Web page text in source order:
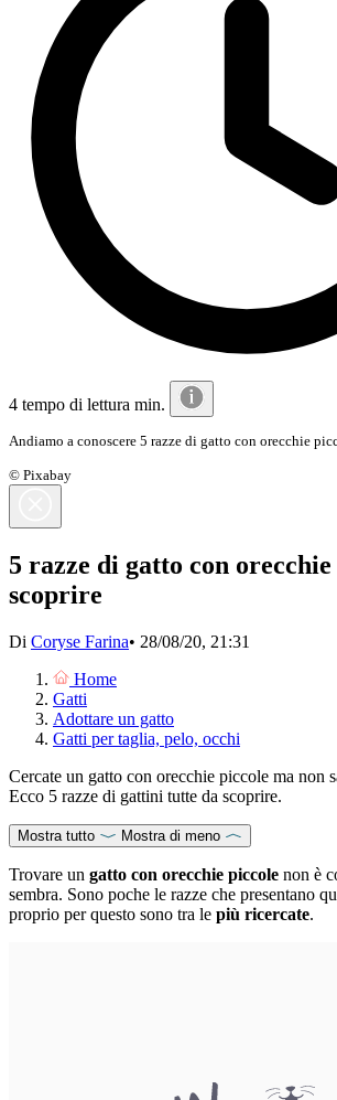
4 tempo di lettura min.
Andiamo a conoscere 5 razze di gatto con orecchie
© Pixabay
5 razze di gatto con
scoprire
Di Coryse Farina• 28/08/20, 21:31
Home
Gatti
Adottare un gatto
Gatti per taglia, pelo, occhi
Cercate un gatto con orecchie piccole ma non
Ecco 5 razze di gattini tutte da scoprire.
Mostra tutto Mostra di meno
Trovare un gatto con orecchie piccole non è
sembra. Sono poche le razze che presentano
proprio per questo sono tra le più ricercate.